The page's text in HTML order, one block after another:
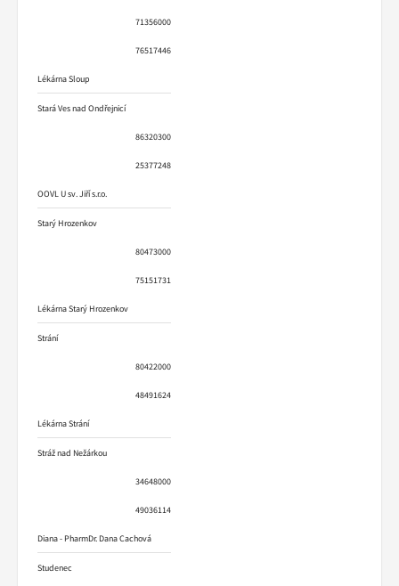
71356000
76517446
Lékárna Sloup
Stará Ves nad Ondřejnicí
86320300
25377248
OOVL U sv. Jiří s.r.o.
Starý Hrozenkov
80473000
75151731
Lékárna Starý Hrozenkov
Strání
80422000
48491624
Lékárna Strání
Stráž nad Nežárkou
34648000
49036114
Diana - PharmDr. Dana Cachová
Studenec